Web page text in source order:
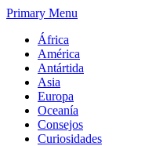
Primary Menu
África
América
Antártida
Asia
Europa
Oceanía
Consejos
Curiosidades